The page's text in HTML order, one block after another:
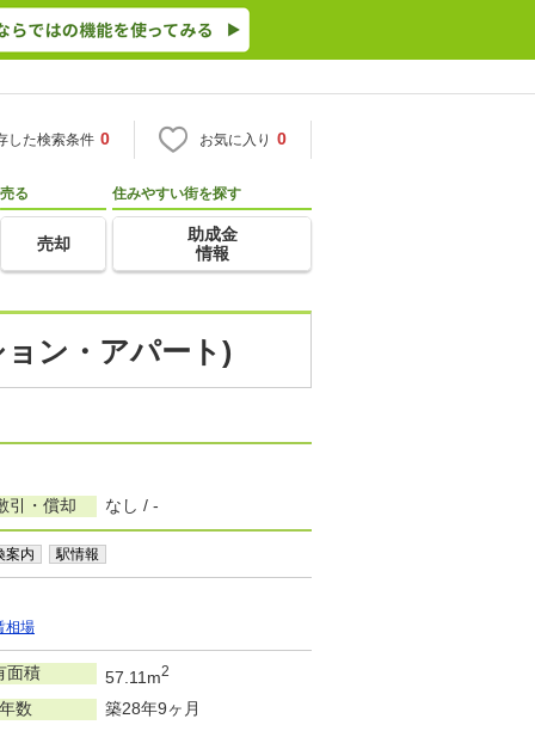
した検索条件 0 お気に入り 0
売る
売却
住みやすい街を探す
助成金
情報
ン・アパート)
引・償却 なし / -
案内 駅情報
相場
面積 57.11m2
数 築28年9ヶ月